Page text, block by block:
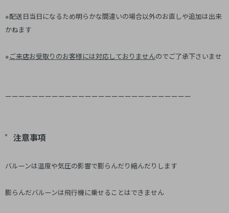
※配送日当日になるため明らかな間違いの場合以外のお直しや追加は出来
かねます
※ご来店お受取りのお客様には対応しておりませんのでご了承下さいませ
ーーーーーーーーーーーーーーーーーーーーーーーーーーーー
゜注意事項
バルーンは温度や気圧の影響で膨らんだり縮んだりします
膨らんだバルーンは飛行機に乗せることはできません